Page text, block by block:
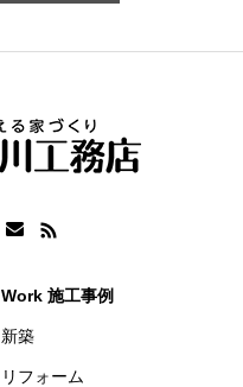
Work 施工事例
新築
リフォーム